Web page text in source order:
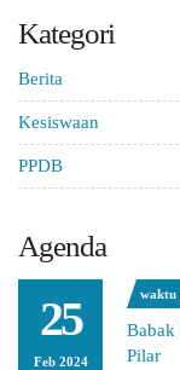
Kategori
Berita
Kesiswaan
PPDB
Agenda
25
Feb 2024
waktu
Babak
Pilar